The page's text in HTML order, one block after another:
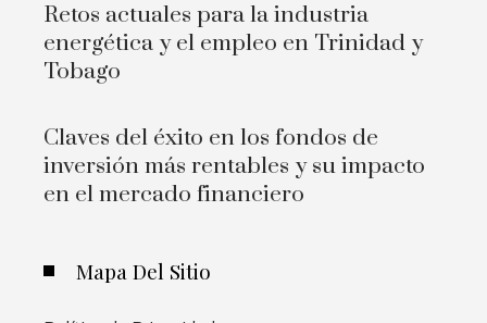
Retos actuales para la industria
energética y el empleo en Trinidad y
Tobago
Claves del éxito en los fondos de
inversión más rentables y su impacto
en el mercado financiero
Mapa Del Sitio